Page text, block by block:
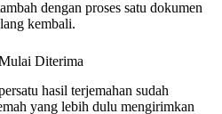
dengan proses satu dokumen
kembali.
Diterima
hasil terjemahan sudah
yang lebih dulu mengirimkan